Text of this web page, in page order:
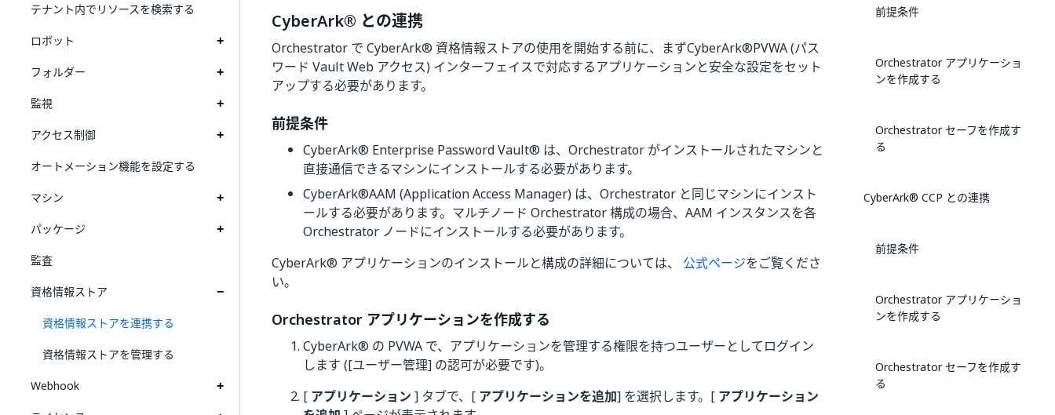
テナント内でリソースを検索する
ロボット
フォルダー
監視
アクセス制御
オートメーション機能を設定する
マシン
パッケージ
監査
資格情報ストア
資格情報ストアを連携する
資格情報ストアを管理する
Webhook
CyberArk® との連携
Orchestrator で CyberArk® 資格情報ストアの使用を開始する前に、まずCyberArk®PVWA (パス
ワード Vault Web アクセス) インターフェイスで対応するアプリケーションと安全な設定をセット
アップする必要があります。
前提条件
CyberArk® Enterprise Password Vault® は、Orchestrator がインストールされたマシンと
直接通信できるマシンにインストールする必要があります。
CyberArk®AAM (Application Access Manager) は、Orchestrator と同じマシンにインスト
ールする必要があります。マルチノード Orchestrator 構成の場合、AAM インスタンスを各
Orchestrator ノードにインストールする必要があります。
CyberArk® アプリケーションのインストールと構成の詳細については、 公式ページをご覧くださ
い。
Orchestrator アプリケーションを作成する
CyberArk® の PVWA で、アプリケーションを管理する権限を持つユーザーとしてログイン
します ([ユーザー管理] の認可が必要です)。
[ アプリケーション ] タブで、[ アプリケーションを追加] を選択します。[ アプリケーション
前提条件
Orchestrator アプリケーショ
ンを作成する
Orchestrator セーフを作成す
る
CyberArk® CCP との連携
前提条件
Orchestrator アプリケーショ
ンを作成する
Orchestrator セーフを作成す
る